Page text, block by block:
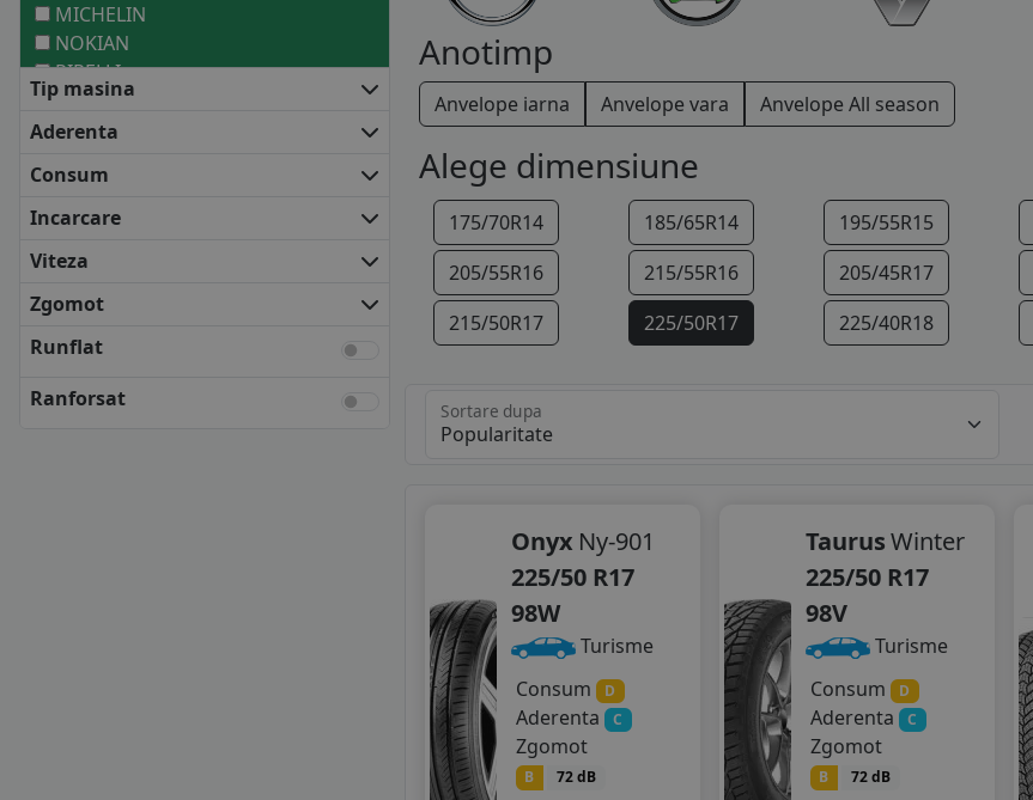
MICHELIN
NOKIAN
PIRELLI
ANVELOPE MEDII
BARUM
DEBICA
FALKEN
FULDA
KLEBER
MATADOR
NEXEN
Tip masina
Aderenta
Consum
Incarcare
Viteza
Zgomot
Runflat
Ranforsat
Anotimp
Anvelope iarna Anvelope vara Anvelope All season
Alege dimensiune
175/70R14 185/65R14 195/55R15
205/55R16
215/55R16 205/45R17
215/50R17
225/50R17 225/40R18
Sortare dupa
Onyx Ny-901
225/50 R17
98W
Turisme
Consum
D
Aderenta C
Zgomot
B 72 dB
TaurusWinter
225/50 R17
98V
Turisme
Consum
D
Aderenta C
Zgomot
B 72 dB